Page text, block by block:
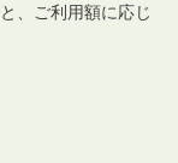
、ご利用額に応じ